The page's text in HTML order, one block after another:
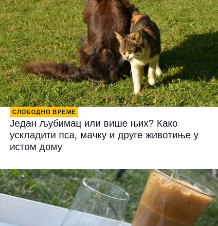
СЛОБОДНО ВРЕМЕ
Један љубимац или више њих? Како
ускладити пса, мачку и друге животиње у
истом дому